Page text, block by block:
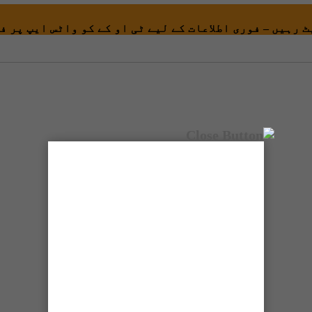
رہیں – فوری اطلاعات کے لیے ٹی او کے کو واٹس ایپ پر